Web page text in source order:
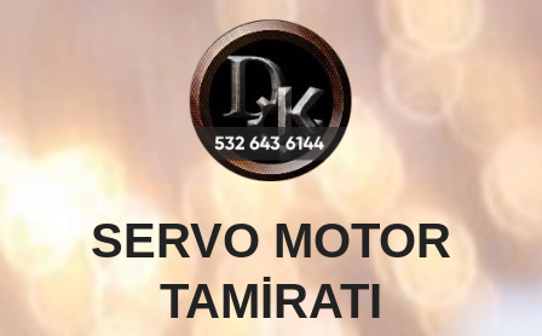
SERVO MOTOR
TAMIRATI